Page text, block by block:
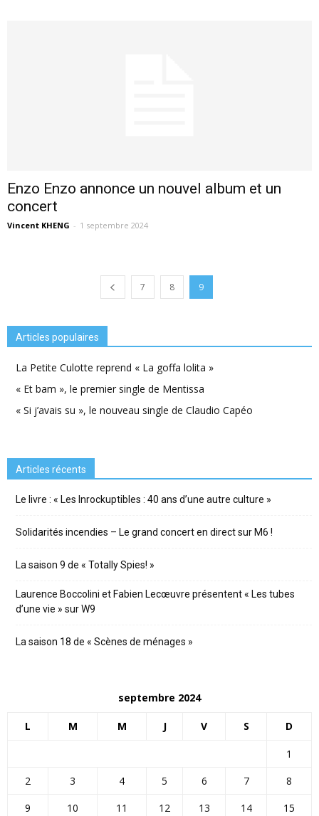
Enzo Enzo annonce un nouvel album et un
concert
Vincent KHENG - 1 septembre 2024
7 8 9
Articles populaires
La Petite Culotte reprend « La goffa lolita »
« Et bam », le premier single de Mentissa
« Si j’avais su », le nouveau single de Claudio Capéo
Articles récents
Le livre : « Les Inrockuptibles : 40 ans d’une autre culture »
Solidarités incendies – Le grand concert en direct sur M6 !
La saison 9 de « Totally Spies! »
Laurence Boccolini et Fabien Lecœuvre présentent « Les tubes
d’une vie » sur W9
La saison 18 de « Scènes de ménages »
septembre 2024
L M M J V S D
1
2
3 4 5 6 7
8
9
10 11 12 13 14
15